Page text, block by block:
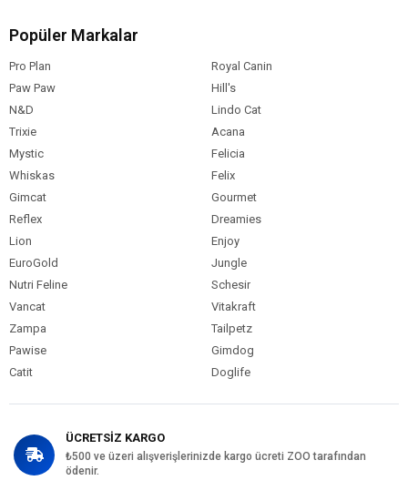
Popüler Markalar
Pro Plan
Royal Canin
Paw Paw
Hill's
N&D
Lindo Cat
Trixie
Acana
Mystic
Felicia
Whiskas
Felix
Gimcat
Gourmet
Reflex
Dreamies
Lion
Enjoy
EuroGold
Jungle
Nutri Feline
Schesir
Vancat
Vitakraft
Zampa
Tailpetz
Pawise
Gimdog
Catit
Doglife
ÜCRETSİZ KARGO
₺500 ve üzeri alışverişlerinizde kargo ücreti ZOO tarafından
ödenir.